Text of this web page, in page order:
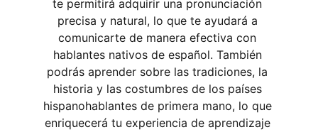
te permitirá adquirir una pronunciación
precisa y natural, lo que te ayudará a
comunicarte de manera efectiva con
hablantes nativos de español. También
podrás aprender sobre las tradiciones, la
historia y las costumbres de los países
hispanohablantes de primera mano, lo que
enriquecerá tu experiencia de aprendizaje